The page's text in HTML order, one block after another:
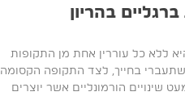
בהריון
ללא כל עוררין אחת מן התקופות
בחייך, לצד התקופה הקסומה
שינויים הורמונליים אשר יוצרים